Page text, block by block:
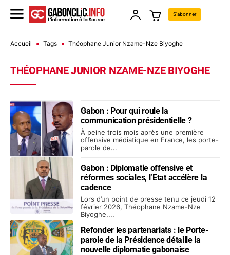
S'abonner
Accueil Tags Théophane Junior Nzame-Nze Biyoghe
THÉOPHANE JUNIOR NZAME-NZE BIYOGHE
Gabon : Pour qui roule la
communication présidentielle ?
À peine trois mois après une première
offensive médiatique en France, les porte-
parole de...
Gabon : Diplomatie offensive et
réformes sociales, l’Etat accélère la
cadence
Lors d’un point de presse tenu ce jeudi 12
février 2026, Théophane Nzame-Nze
Biyoghe,...
Refonder les partenariats : le Porte-
parole de la Présidence détaille la
nouvelle diplomatie gabonaise